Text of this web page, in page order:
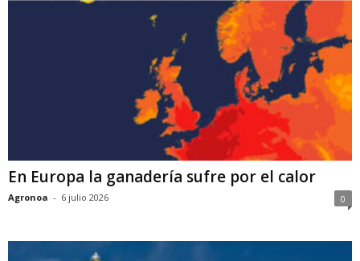
En Europa la ganadería sufre por el calor
Agronoa - 6 julio 2026 0